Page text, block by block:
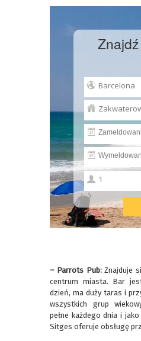
– Parrots Pub:Znajduje
centrum miasta. Bar
dzień, ma duży taras i
wszystkich grup
pełne każdego dnia i
Sitges oferuje obsługę